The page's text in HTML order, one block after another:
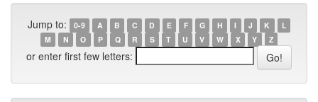
Jump to: 0-9 A B C D E F G H I J K
L
M
N O P Q R S T U V W X Y Z
or enter first few letters: